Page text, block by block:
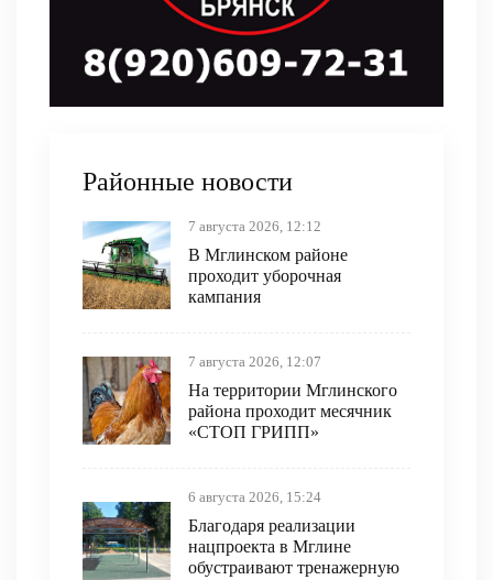
Районные новости
7 августа 2026, 12:12
В Мглинском районе
проходит уборочная
кампания
7 августа 2026, 12:07
На территории Мглинского
района проходит месячник
«СТОП ГРИПП»
6 августа 2026, 15:24
Благодаря реализации
нацпроекта в Мглине
обустраивают тренажерную